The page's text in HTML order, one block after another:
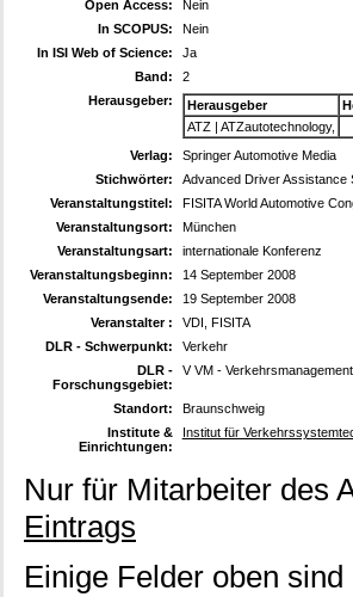
Open Access:
Nein
In SCOPUS:
Nein
In ISI Web of Science:
Ja
Band:
2
Herausgeber:
Herausgeber
ATZ | ATZautotechnology,
Verlag:
Springer Automotive Media
Stichwörter:
Advanced Driver Assistance
Veranstaltungstitel:
FISITA World Automotive
Veranstaltungsort:
München
Veranstaltungsart:
internationale Konferenz
Veranstaltungsbeginn:
14 September 2008
Veranstaltungsende:
19 September 2008
Veranstalter :
VDI, FISITA
DLR - Schwerpunkt:
Verkehr
DLR -
Forschungsgebiet:
V VM - Verkehrsmanagement
Standort:
Braunschweig
Institute &
Einrichtungen:
Institut für
Nur für Mitarbeiter des
Eintrags
Einige Felder oben